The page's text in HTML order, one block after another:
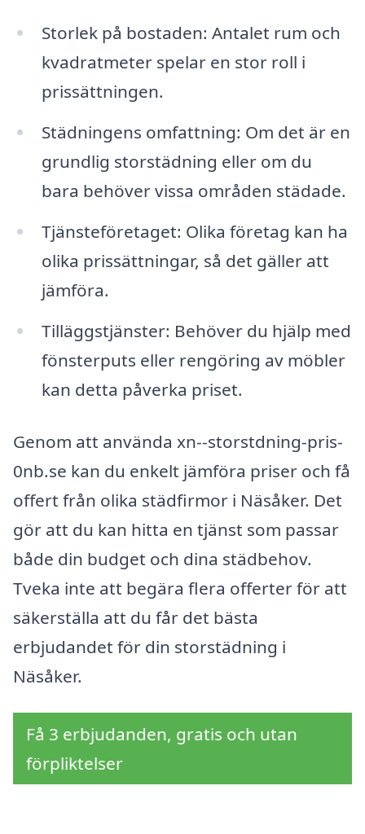
Storlek på bostaden: Antalet rum och
kvadratmeter spelar en stor roll i
prissättningen.
Städningens omfattning: Om det är en
grundlig storstädning eller om du
bara behöver vissa områden städade.
Tjänsteföretaget: Olika företag kan ha
olika prissättningar, så det gäller att
jämföra.
Tilläggstjänster: Behöver du hjälp med
fönsterputs eller rengöring av möbler
kan detta påverka priset.
Genom att använda xn--storstdning-pris-
0nb.se kan du enkelt jämföra priser och få
offert från olika städfirmor i Näsåker. Det
gör att du kan hitta en tjänst som passar
både din budget och dina städbehov.
Tveka inte att begära flera offerter för att
säkerställa att du får det bästa
erbjudandet för din storstädning i
Näsåker.
Få 3 erbjudanden, gratis och utan
förpliktelser